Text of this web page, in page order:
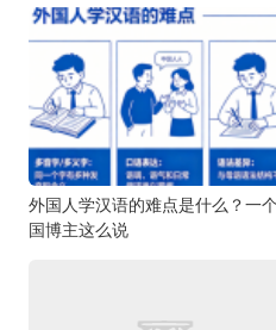
外国人学汉语的难点是什么？一
国博主这么说